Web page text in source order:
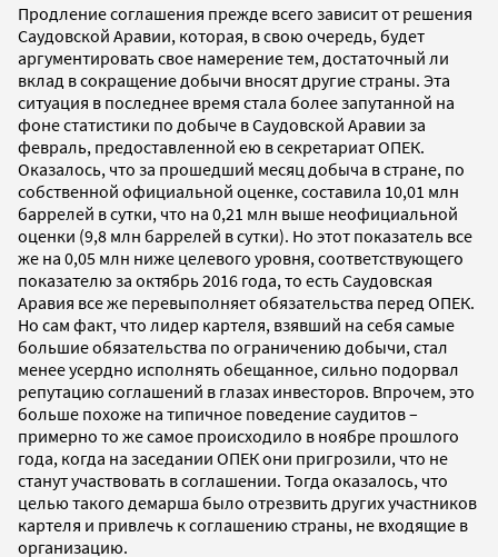
Продление соглашения прежде всего зависит от решения
Саудовской Аравии, которая, в свою очередь, будет
аргументировать свое намерение тем, достаточный ли
вклад в сокращение добычи вносят другие страны. Эта
ситуация в последнее время стала более запутанной на
фоне статистики по добыче в Саудовской Аравии за
февраль, предоставленной ею в секретариат ОПЕК.
Оказалось, что за прошедший месяц добыча в стране, по
собственной официальной оценке, составила 10,01 млн
баррелей в сутки, что на 0,21 млн выше неофициальной
оценки (9,8 млн баррелей в сутки). Но этот показатель все
же на 0,05 млн ниже целевого уровня, соответствующего
показателю за октябрь 2016 года, то есть Саудовская
Аравия все же перевыполняет обязательства перед ОПЕК.
Но сам факт, что лидер картеля, взявший на себя самые
большие обязательства по ограничению добычи, стал
менее усердно исполнять обещанное, сильно подорвал
репутацию соглашений в глазах инвесторов. Впрочем, это
больше похоже на типичное поведение саудитов –
примерно то же самое происходило в ноябре прошлого
года, когда на заседании ОПЕК они пригрозили, что не
станут участвовать в соглашении. Тогда оказалось, что
целью такого демарша было отрезвить других участников
картеля и привлечь к соглашению страны, не входящие в
организацию.